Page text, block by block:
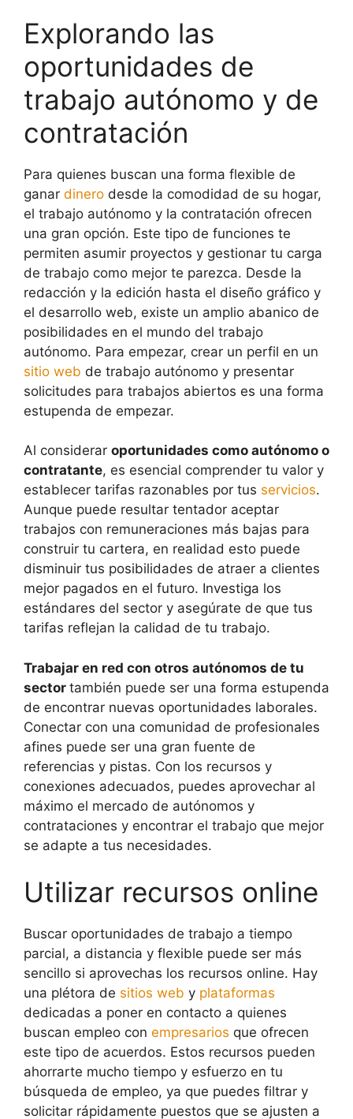
Explorando las
oportunidades de
trabajo autónomo y de
contratación
Para quienes buscan una forma flexible de
ganar dinero desde la comodidad de su hogar,
el trabajo autónomo y la contratación ofrecen
una gran opción. Este tipo de funciones te
permiten asumir proyectos y gestionar tu carga
de trabajo como mejor te parezca. Desde la
redacción y la edición hasta el diseño gráfico y
el desarrollo web, existe un amplio abanico de
posibilidades en el mundo del trabajo
autónomo. Para empezar, crear un perfil en un
sitio web de trabajo autónomo y presentar
solicitudes para trabajos abiertos es una forma
estupenda de empezar.
Al considerar oportunidades como autónomo o
contratante, es esencial comprender tu valor y
establecer tarifas razonables por tus servicios.
Aunque puede resultar tentador aceptar
trabajos con remuneraciones más bajas para
construir tu cartera, en realidad esto puede
disminuir tus posibilidades de atraer a clientes
mejor pagados en el futuro. Investiga los
estándares del sector y asegúrate de que tus
tarifas reflejan la calidad de tu trabajo.
Trabajar en red con otros autónomos de tu
sector también puede ser una forma estupenda
de encontrar nuevas oportunidades laborales.
Conectar con una comunidad de profesionales
afines puede ser una gran fuente de
referencias y pistas. Con los recursos y
conexiones adecuados, puedes aprovechar al
máximo el mercado de autónomos y
contrataciones y encontrar el trabajo que mejor
se adapte a tus necesidades.
Utilizar recursos online
Buscar oportunidades de trabajo a tiempo
parcial, a distancia y flexible puede ser más
sencillo si aprovechas los recursos online. Hay
una plétora de sitios web y plataformas
dedicadas a poner en contacto a quienes
buscan empleo con empresarios que ofrecen
este tipo de acuerdos. Estos recursos pueden
ahorrarte mucho tiempo y esfuerzo en tu
búsqueda de empleo, ya que puedes filtrar y
solicitar rápidamente puestos que se ajusten a